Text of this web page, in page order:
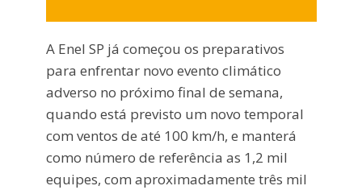
A Enel SP já começou os preparativos
para enfrentar novo evento climático
adverso no próximo final de semana,
quando está previsto um novo temporal
com ventos de até 100 km/h, e manterá
como número de referência as 1,2 mil
equipes, com aproximadamente três mil